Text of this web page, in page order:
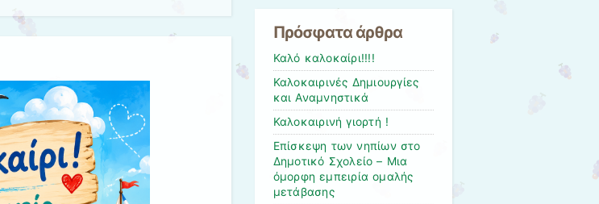
Πρόσφατα άρθρα
Καλό καλοκαίρι!!!!
Καλοκαιρινές Δημιουργίες
και Αναμνηστικά
Καλοκαιρινή γιορτή !
Επίσκεψη των νηπίων στο
Δημοτικό Σχολείο – Μια
όμορφη εμπειρία ομαλής
μετάβασης